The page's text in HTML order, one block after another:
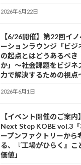
2026年6月22日
【6/26開催】第22回イ
ーションラウンジ「ビジ
の起点とはどうあるべき
か」〜社会課題をビジネ
力で解決するための視点
2026年6月1日
【イベント開催のご案内】
Next Step KOBE vol.3「
ープンファクトリーから
る、『工場がひらく』こ
価値」